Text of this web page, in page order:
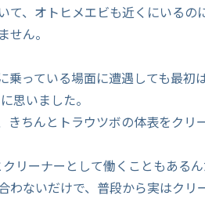
て、オトヒメエビも近くにいるの
ん。
っている場面に遭遇しても最初
思いました。
きちんとトラウツボの体表をクリ
リーナーとして働くこともあるん
わないだけで、普段から実はクリ